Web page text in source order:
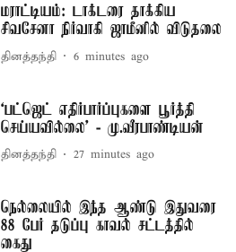
மராட்டியம்: டாக்டரை தாக்கிய
சிவசேனா நிர்வாகி ஜாமீனில் விடுதலை
தினத்தந்தி 6 minutes ago
‘பட்ஜெட் எதிர்பார்ப்புகளை பூர்த்தி
செய்யவில்லை’ - மு.வீரபாண்டியன்
தினத்தந்தி 27 minutes ago
நெல்லையில் இந்த ஆண்டு இதுவரை
88 பேர் தடுப்பு காவல் சட்டத்தில்
கைது